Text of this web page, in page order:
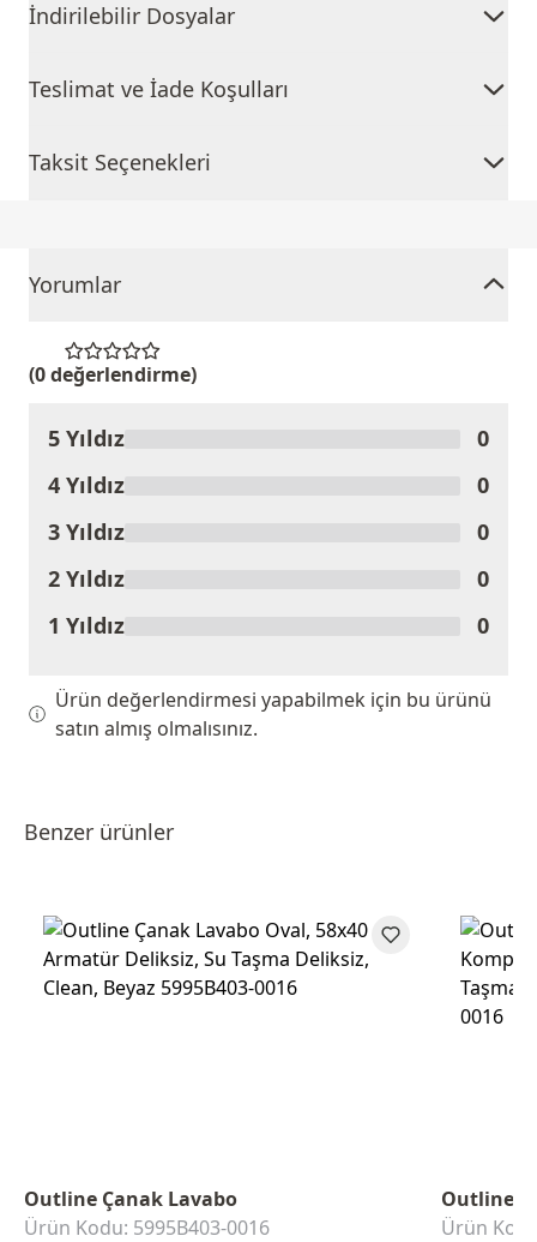
İndirilebilir Dosyalar
Teslimat ve İade Koşulları
Taksit Seçenekleri
Yorumlar
(0 değerlendirme)
Ürünü Değerlendir
5 Yıldız
0
4 Yıldız
0
3 Yıldız
0
2 Yıldız
0
1 Yıldız
0
Ürün değerlendirmesi yapabilmek için bu ürünü
satın almış olmalısınız.
Benzer ürünler
Outline Çanak Lavabo
Ürün Kodu: 5995B403-0016
Outline
Ürün